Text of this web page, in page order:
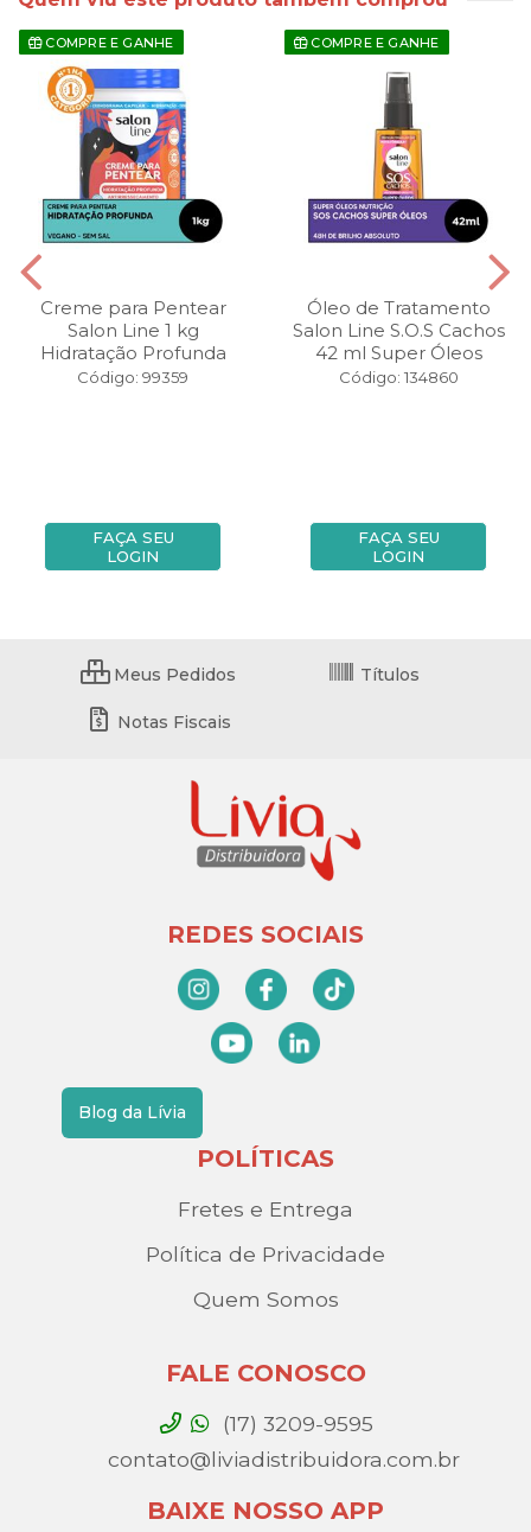
COMPRE E GANHE
Creme para Pentear
Salon Line 1 kg
Hidratação Profunda
Código: 99359
FAÇA SEU
LOGIN
COMPRE E GANHE
Óleo de Tratamento
Salon Line S.O.S Cachos
42 ml Super Óleos
Código: 134860
FAÇA SEU
LOGIN
Meus Pedidos Títulos
Notas Fiscais
REDES SOCIAIS
Blog da Lívia
POLÍTICAS
Fretes e Entrega
Política de Privacidade
Quem Somos
FALE CONOSCO
(17) 3209-9595
contato@liviadistribuidora.com.br
BAIXE NOSSO APP